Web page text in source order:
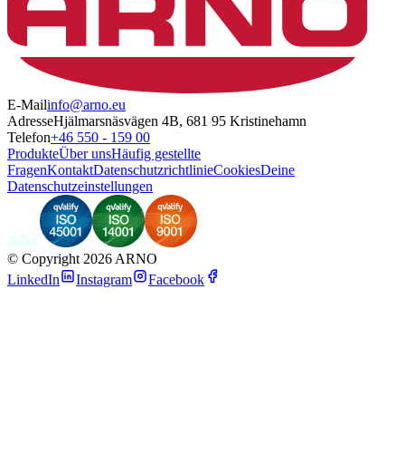
E-Mailinfo@arno.eu
AdresseHjälmarsnäsvägen 4B, 681 95 Kristinehamn
Telefon+46 550 - 159 00
ProdukteÜber unsHäufig gestellte
FragenKontaktDatenschutzrichtlinieCookiesDeine
Datenschutzeinstellungen
© Copyright 2026 ARNO
LinkedIn
Instagram Facebook